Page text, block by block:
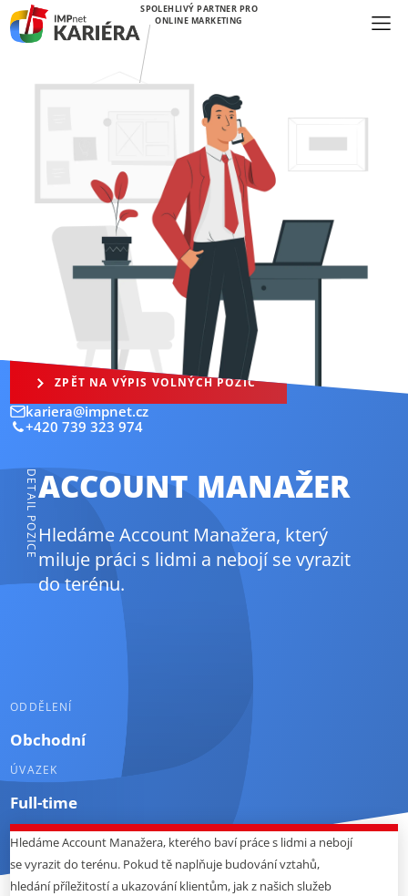
SPOLEHLIVÝ PARTNER PRO
ONLINE MARKETING
ZPĚT NA VÝPIS VOLNÝCH POZIC
kariera@impnet.cz
+420 739 323 974
DETAIL POZICEACCOUNT MANAŽER
Hledáme Account Manažera, který
miluje práci s lidmi a nebojí se vyrazit
do terénu.
ODDĚLENÍ
Obchodní
ÚVAZEK
Full-time
MÍSTO
In-house , Remote
Hledáme Account Manažera, kterého baví práce s lidmi a nebojí
se vyrazit do terénu. Pokud tě naplňuje budování vztahů,
hledání příležitostí a ukazování klientům, jak z našich služeb